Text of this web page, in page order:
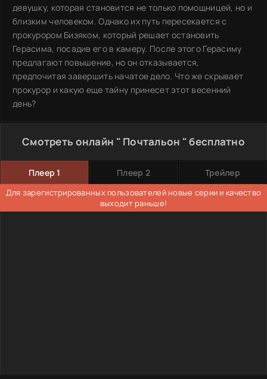
девушку, которая становится не только помощницей, но и
близким человеком. Однако их путь пересекается с
прокурором Бизяком, который решает остановить
Герасима, посадив его в камеру. После этого Герасиму
предлагают повышение, но он отказывается,
предпочитая завершить начатое дело. Что же скрывает
прокурор и какую еще тайну принесет этот весенний
день?
Смотреть онлайн " Почтальон " бесплатно
Плеер 1 Плеер 2 Трейлер
Для зарегистрированных пользователей новые серии и качество
выходит раньше!